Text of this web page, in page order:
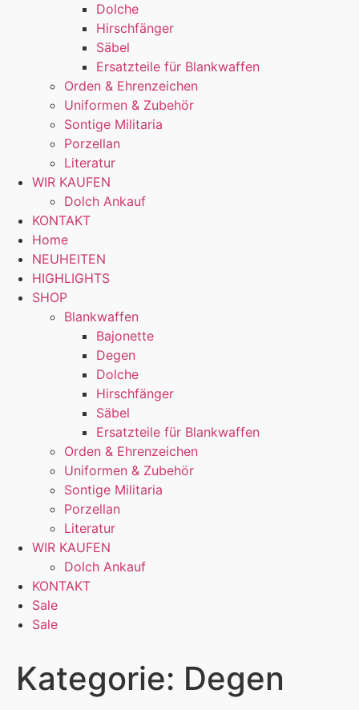
Dolche
Hirschfänger
Säbel
Ersatzteile für Blankwaffen
Orden & Ehrenzeichen
Uniformen & Zubehör
Sontige Militaria
Porzellan
Literatur
WIR KAUFEN
Dolch Ankauf
KONTAKT
Home
NEUHEITEN
HIGHLIGHTS
SHOP
Blankwaffen
Bajonette
Degen
Dolche
Hirschfänger
Säbel
Ersatzteile für Blankwaffen
Orden & Ehrenzeichen
Uniformen & Zubehör
Sontige Militaria
Porzellan
Literatur
WIR KAUFEN
Dolch Ankauf
KONTAKT
Sale
Sale
Kategorie: Degen